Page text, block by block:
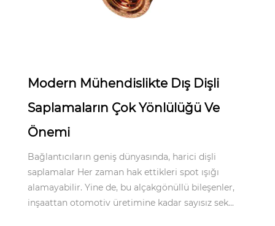
Modern Mühendislikte Dış Dişli
Saplamaların Çok Yönlülüğü Ve
Önemi
Bağlantıcıların geniş dünyasında, harici dişli
saplamalar Her zaman hak ettikleri spot ışığı
alamayabilir. Yine de, bu alçakgönüllü bileşenler,
inşaattan otomotiv üretimine kadar sayısız sek...